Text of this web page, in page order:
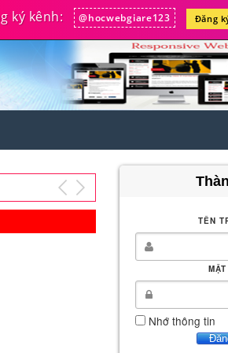
ký kênh: @hocwebgiare123 Đăng
TÊN
Nhớ thông tin